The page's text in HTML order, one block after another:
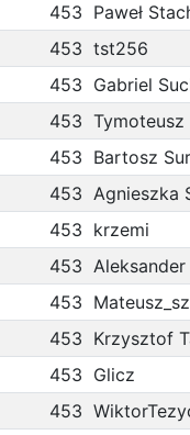
453 Paweł
453 tst256
453 Gabriel
453 Tymoteusz
453 Bartosz
453 Agnieszka
453 krzemi
453 Aleksander
453
453 Krzysztof
453 Glicz
453